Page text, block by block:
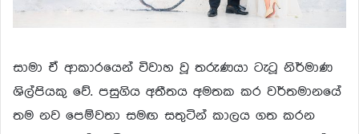
සාමා ඒ ආකාරයෙන් විවාහ වූ තරුණයා ටැටූ නිර්මාණ
ශිල්පියකු වේ. පසුගිය අතීතය අමතක කර වර්තමානයේ
තම නව පෙම්වතා සමඟ සතුටින් කාලය ගත කරන